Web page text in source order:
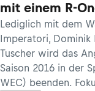
mit einem R-
Lediglich mit dem
Imperatori, Dominik
Tuscher wird das
Saison 2016 in der
WEC) beenden.